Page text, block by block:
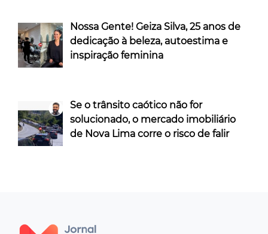
Nossa Gente! Geiza Silva, 25 anos de
dedicação à beleza, autoestima e
inspiração feminina
Se o trânsito caótico não for
solucionado, o mercado imobiliário
de Nova Lima corre o risco de falir